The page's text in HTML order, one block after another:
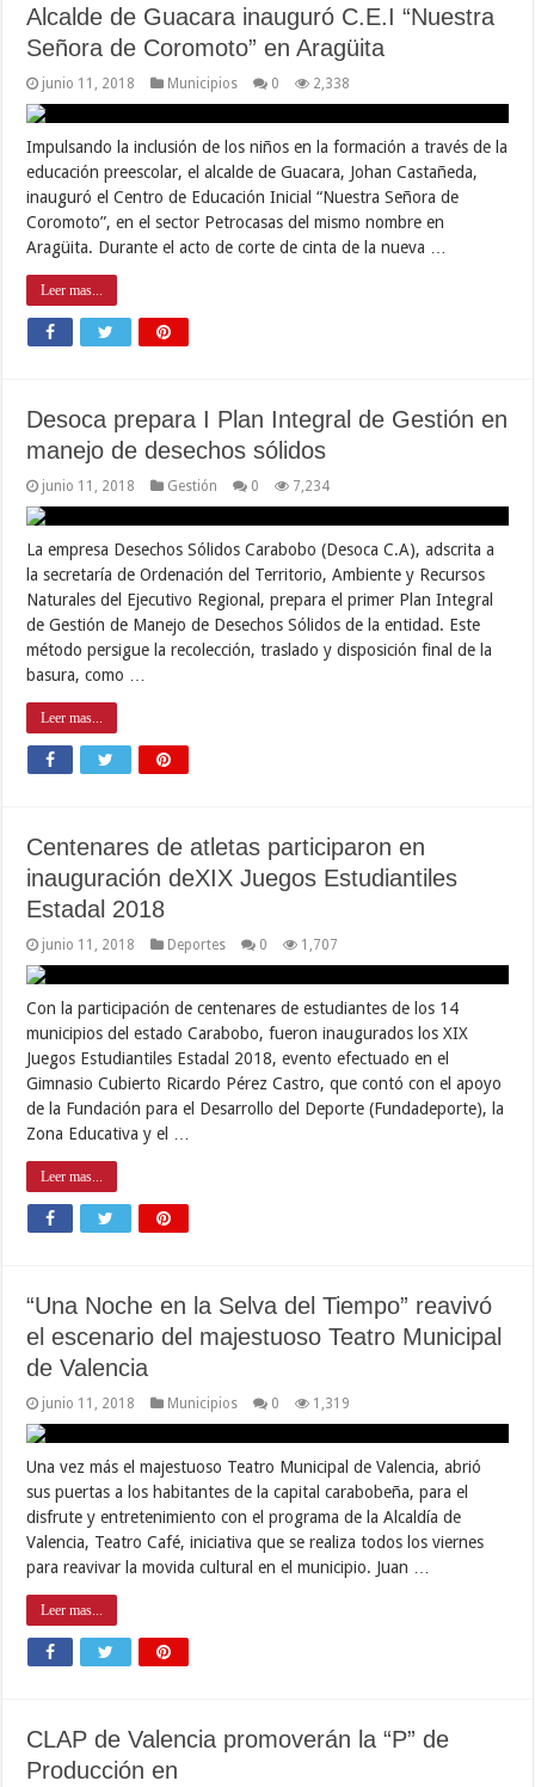
Alcalde de Guacara inauguró C.E.I “Nuestra
Señora de Coromoto” en Aragüita
junio 11, 2018 Municipios 0 2,338
Impulsando la inclusión de los niños en la formación a través de la
educación preescolar, el alcalde de Guacara, Johan Castañeda,
inauguró el Centro de Educación Inicial “Nuestra Señora de
Coromoto”, en el sector Petrocasas del mismo nombre en
Aragüita. Durante el acto de corte de cinta de la nueva …
Leer mas...
Desoca prepara I Plan Integral de Gestión en
manejo de desechos sólidos
junio 11, 2018 Gestión 0 7,234
La empresa Desechos Sólidos Carabobo (Desoca C.A), adscrita a
la secretaría de Ordenación del Territorio, Ambiente y Recursos
Naturales del Ejecutivo Regional, prepara el primer Plan Integral
de Gestión de Manejo de Desechos Sólidos de la entidad. Este
método persigue la recolección, traslado y disposición final de la
basura, como …
Leer mas...
Centenares de atletas participaron en
inauguración deXIX Juegos Estudiantiles
Estadal 2018
junio 11, 2018 Deportes 0 1,707
Con la participación de centenares de estudiantes de los 14
municipios del estado Carabobo, fueron inaugurados los XIX
Juegos Estudiantiles Estadal 2018, evento efectuado en el
Gimnasio Cubierto Ricardo Pérez Castro, que contó con el apoyo
de la Fundación para el Desarrollo del Deporte (Fundadeporte), la
Zona Educativa y el …
Leer mas...
“Una Noche en la Selva del Tiempo” reavivó
el escenario del majestuoso Teatro Municipal
de Valencia
junio 11, 2018 Municipios 0 1,319
Una vez más el majestuoso Teatro Municipal de Valencia, abrió
sus puertas a los habitantes de la capital carabobeña, para el
disfrute y entretenimiento con el programa de la Alcaldía de
Valencia, Teatro Café, iniciativa que se realiza todos los viernes
para reavivar la movida cultural en el municipio. Juan …
Leer mas...
CLAP de Valencia promoverán la “P” de
Producción en